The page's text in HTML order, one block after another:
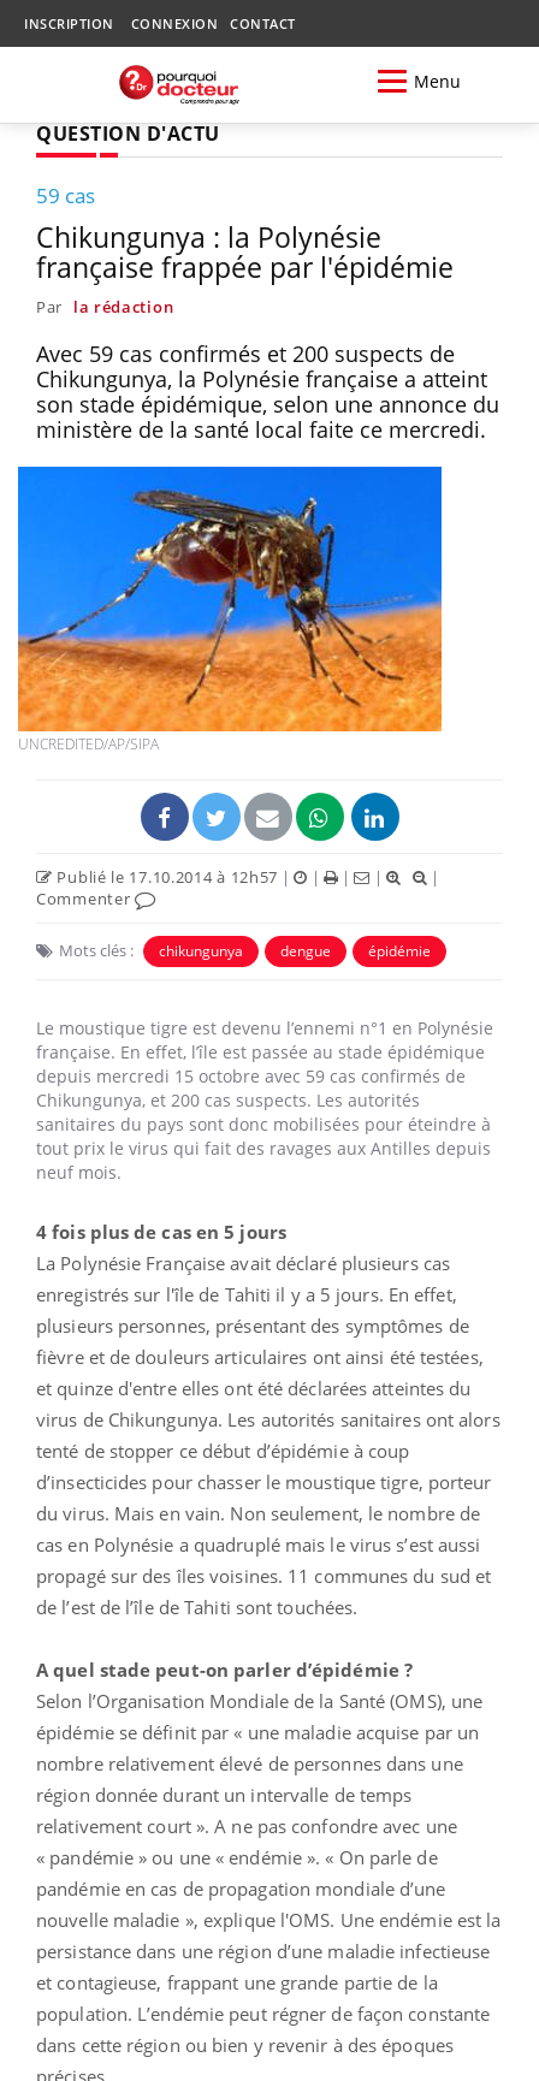
INSCRIPTION CONNEXION CONTACT
Menu
QUESTION D'ACTU
59 cas
Chikungunya : la Polynésie
française frappée par l'épidémie
Par la rédaction
Avec 59 cas confirmés et 200 suspects de
Chikungunya, la Polynésie française a atteint
son stade épidémique, selon une annonce du
ministère de la santé local faite ce mercredi.
UNCREDITED/AP/SIPA
Publié le 17.10.2014 à 12h57 | | | |
|
Commenter
Mots clés : chikungunya dengue épidémie
Le moustique tigre est devenu l’ennemi n°1 en Polynésie
française. En effet, l’île est passée au stade épidémique
depuis mercredi 15 octobre avec 59 cas confirmés de
Chikungunya, et 200 cas suspects. Les autorités
sanitaires du pays sont donc mobilisées pour éteindre à
tout prix le virus qui fait des ravages aux Antilles depuis
neuf mois.
4 fois plus de cas en 5 jours
La Polynésie Française avait déclaré plusieurs cas
enregistrés sur l'île de Tahiti il y a 5 jours. En effet,
plusieurs personnes, présentant des symptômes de
fièvre et de douleurs articulaires ont ainsi été testées,
et quinze d'entre elles ont été déclarées atteintes du
virus de Chikungunya. Les autorités sanitaires ont alors
tenté de stopper ce début d’épidémie à coup
d’insecticides pour chasser le moustique tigre, porteur
du virus. Mais en vain. Non seulement, le nombre de
cas en Polynésie a quadruplé mais le virus s’est aussi
propagé sur des îles voisines. 11 communes du sud et
de l’est de l’île de Tahiti sont touchées.
A quel stade peut-on parler d’épidémie ?
Selon l’Organisation Mondiale de la Santé (OMS), une
épidémie se définit par « une maladie acquise par un
nombre relativement élevé de personnes dans une
région donnée durant un intervalle de temps
relativement court ». A ne pas confondre avec une
« pandémie » ou une « endémie ». « On parle de
pandémie en cas de propagation mondiale d’une
nouvelle maladie », explique l'OMS. Une endémie est la
persistance dans une région d’une maladie infectieuse
et contagieuse, frappant une grande partie de la
population. L’endémie peut régner de façon constante
dans cette région ou bien y revenir à des époques
précises.